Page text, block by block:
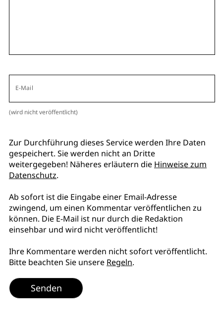
E-Mail
(wird nicht veröffentlicht)
Zur Durchführung dieses Service werden Ihre Daten
gespeichert. Sie werden nicht an Dritte
weitergegeben! Näheres erläutern die Hinweise zum
Datenschutz.
Ab sofort ist die Eingabe einer Email-Adresse
zwingend, um einen Kommentar veröffentlichen zu
können. Die E-Mail ist nur durch die Redaktion
einsehbar und wird nicht veröffentlicht!
Ihre Kommentare werden nicht sofort veröffentlicht.
Bitte beachten Sie unsere Regeln.
Senden